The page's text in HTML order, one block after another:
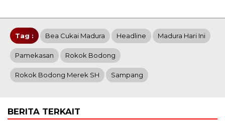
Tag : Bea Cukai Madura Headline Madura Hari Ini
Pamekasan Rokok Bodong
Rokok Bodong Merek SH Sampang
BERITA TERKAIT